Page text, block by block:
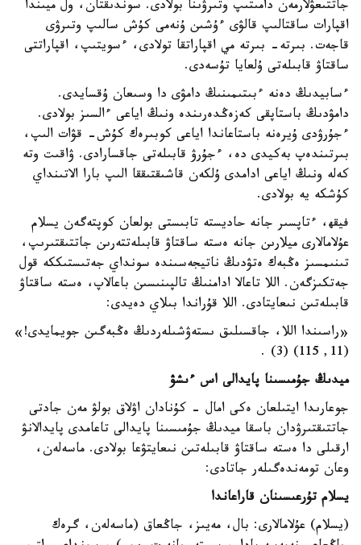
جاتتىعۋلارمەن دامىتىپ وتىرۋىنا بولادى. سوندىقتان، ول ميىندا
اقپارات ساقتالىپ قالۋى ءۇشىن ۇنەمى كۇش سالىپ وتىرۋى
قاجەت. بىرتە- بىرتە مي اقپاراتقا تولادى، ءسويتىپ، اقپاراتتى
ساقتاۋ قابىلەتى ۇلعايا تۇسەدى.
ءسابيدىڭ دەنە ءبىتىمىنىڭ دامۋى دا وسىعان ۇقسايدى.
دامۋدىڭ باستاپقى كەزەڭدەرىندە ونىڭ اياعى ءالسىز بولادى.
ءجۇرۋدى ۇيرەنە باستاعاندا اياعى كوبىرەك كۇش- قۋات الىپ،
بىرتىندەپ بەكيدى دە، ءجۇرۋ قابىلەتى جاقسارادى. ۋاقىت وتە
كەلە ونىڭ اياعى ادامدى ۇلكەن قاشىقتىققا الىپ بارا الاتىنداي
كۇشكە يە بولادى.
فيقھ، ءتاپسىر جانە حاديستە تابىستى بولعان كوپتەگەن يسلام
عۇلامالارى ميلارىن جانە ەستە ساقتاۋ قابىلەتتەرىن جاتتىقتىرىپ،
تىنىمسىز ەڭبەك ەتۋدىڭ ناتيجەسىندە سونداي جەتىستىككە قول
جەتكىزگەن. اللا تاعالا ادامنىڭ تالپىنىسىن باعالاپ، ەستە ساقتاۋ
قابىلەتىن نىعايتادى. اللا قۇراندا بىلاي دەيدى:
«راسىندا اللا، جاقسىلىق ىستەۋشىلەردىڭ ەڭبەگىن جويمايدى!»
(11, 115) (3) .
ميدىڭ جۇمىسىنا پايدالى اس ءىشۋ
جوعارىدا ايتىلعان ەكى امال - كۇنادان اۋلاق بولۋ مەن جادتى
جاتتىقتىرۋدان باسقا ميدىڭ جۇمىسىنا پايدالى تاعامدى پايدالانۋ
ارقىلى دا ەستە ساقتاۋ قابىلەتىن نىعايتۋعا بولادى. ماسەلەن،
وعان تومەندەگىلەر جاتادى:
يسلام تۇرعىسىنان قاراعاندا
(يسلام) عۇلامالارى: بال، مەيىز، جاڭعاق (ماسەلەن، گرەك